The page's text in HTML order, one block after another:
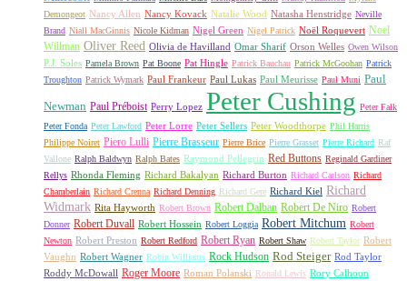
Demongeot Nancy Allen Nancy Kovack Natalie Wood Natasha Henstridge Neville
Brand Niall MacGinnis Nicole Kidman Nigel Green Nigel Patrick Noël Roquevert Noel
Willman Oliver Reed Olivia de Havilland Omar Sharif Orson Welles Owen Wilson
P.J. Soles Pamela Brown Pat Boone Pat Hingle Patrick Bauchau Patrick McGoohan Patrick
Troughton Patrick Wymark Paul Frankeur Paul Lukas Paul Meurisse Paul Muni Paul
Newman Paul Préboist Perry Lopez Peter Cushing Peter Falk
Peter Fonda Peter Lawford Peter Lorre Peter Sellers Peter Woodthorpe Phil Harris
Philippe Noiret Piero Lulli Pierre Brasseur Pierre Brice Pierre Grasset Pierre Richard Raf
Vallone Ralph Baldwyn Ralph Bates Raymond Pellegrin Red Buttons Reginald Gardiner
Rellys Rhonda Fleming Richard Bakalyan Richard Burton Richard Carlson Richard
Chamberlain Richard Crenna Richard Denning Richard Gere Richard Kiel Richard
Widmark Rita Hayworth Robert Brown Robert Dalban Robert De Niro Robert
Donner Robert Duvall Robert Hossein Robert Loggia Robert Mitchum Robert
Newton Robert Preston Robert Redford Robert Ryan Robert Shaw Robert Taylor Robert
Vaughn Robert Wagner Robin Williams Rock Hudson Rod Steiger Rod Taylor
Roddy McDowall Roger Moore Roman Polanski Ronald Lewis Rory Calhoun